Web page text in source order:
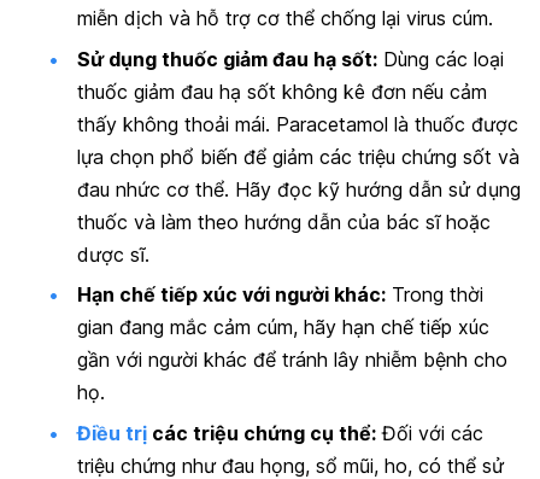
miễn dịch và hỗ trợ cơ thể chống lại virus cúm.
Sử dụng thuốc giảm đau hạ sốt: Dùng các loại
thuốc giảm đau hạ sốt không kê đơn nếu cảm
thấy không thoải mái. Paracetamol là thuốc được
lựa chọn phổ biến để giảm các triệu chứng sốt và
đau nhức cơ thể. Hãy đọc kỹ hướng dẫn sử dụng
thuốc và làm theo hướng dẫn của bác sĩ hoặc
dược sĩ.
Hạn chế tiếp xúc với người khác: Trong thời
gian đang mắc cảm cúm, hãy hạn chế tiếp xúc
gần với người khác để tránh lây nhiễm bệnh cho
họ.
Điều trị các triệu chứng cụ thể: Đối với các
triệu chứng như đau họng, sổ mũi, ho, có thể sử